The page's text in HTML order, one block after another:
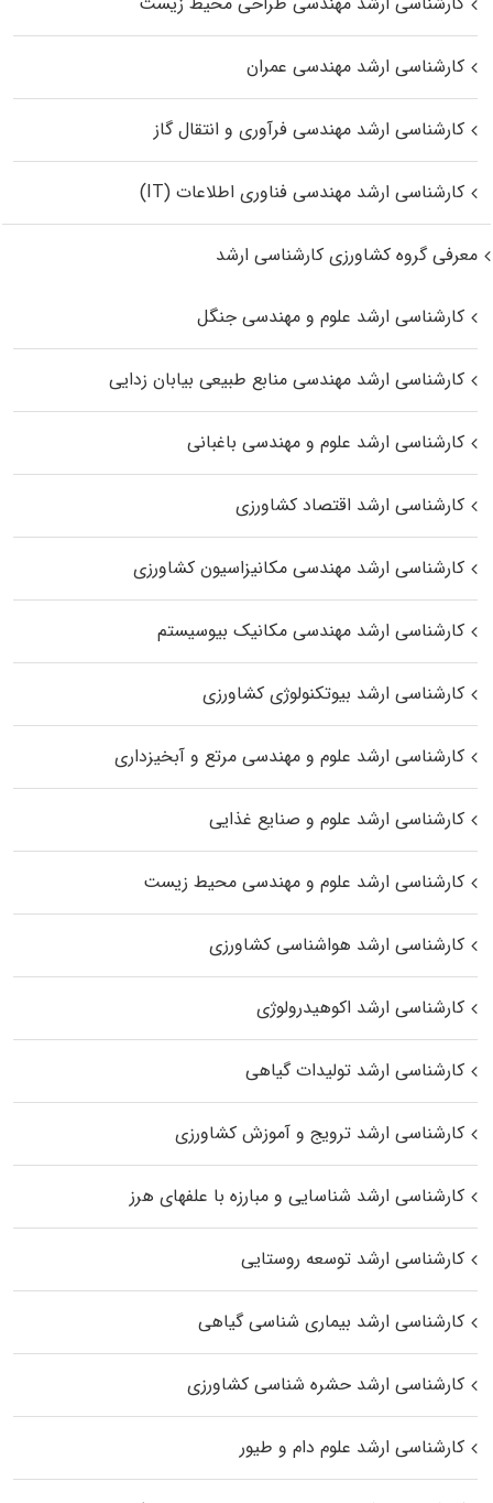
کارشناسی ارشد مهندسی عمران
کارشناسی ارشد مهندسی فرآوری و انتقال گاز
کارشناسی ارشد مهندسی فناوری اطلاعات (IT)
معرفی گروه کشاورزی کارشناسی ارشد
کارشناسی ارشد علوم و مهندسی جنگل
کارشناسی ارشد مهندسی منابع طبیعی بیابان زدایی
کارشناسی ارشد علوم و مهندسی باغبانی
کارشناسی ارشد اقتصاد کشاورزی
کارشناسی ارشد مهندسی مکانیزاسیون کشاورزی
کارشناسی ارشد مهندسی مکانیک بیوسیستم
کارشناسی ارشد بیوتکنولوژی کشاورزی
کارشناسی ارشد علوم و مهندسی مرتع و آبخیزداری
کارشناسی ارشد علوم و صنایع غذایی
کارشناسی ارشد علوم و مهندسی محیط زیست
کارشناسی ارشد هواشناسی کشاورزی
کارشناسی ارشد اکوهیدرولوژی
کارشناسی ارشد تولیدات گیاهی
کارشناسی ارشد ترویج و آموزش کشاورزی
کارشناسی ارشد شناسایی و مبارزه با علفهای هرز
کارشناسی ارشد توسعه روستایی
کارشناسی ارشد بیماری‌ شناسی گیاهی
کارشناسی ارشد حشره‌ شناسی کشاورزی
کارشناسی ارشد علوم دام و طیور